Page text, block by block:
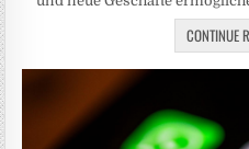
CONTINUE